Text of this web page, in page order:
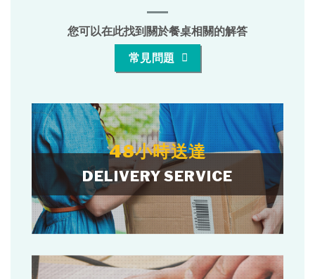
您可以在此找到關於餐桌相關的解答
常見問題
48小時送達
DELIVERY SERVICE